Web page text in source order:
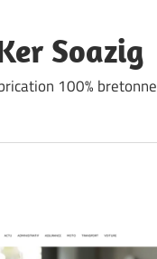
Soazig
100% bretonne